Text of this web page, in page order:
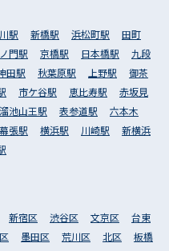
駅 新橋駅 浜松町駅
田町
門駅 京橋駅 日本橋駅
九段
田駅 秋葉原駅 上野駅
御茶
市ケ谷駅 恵比寿駅
赤坂見
溜池山王駅 表参道駅
六本木
張駅 横浜駅 川崎駅
新横浜
新宿区 渋谷区 文京区
台東
墨田区 荒川区 北区
板橋